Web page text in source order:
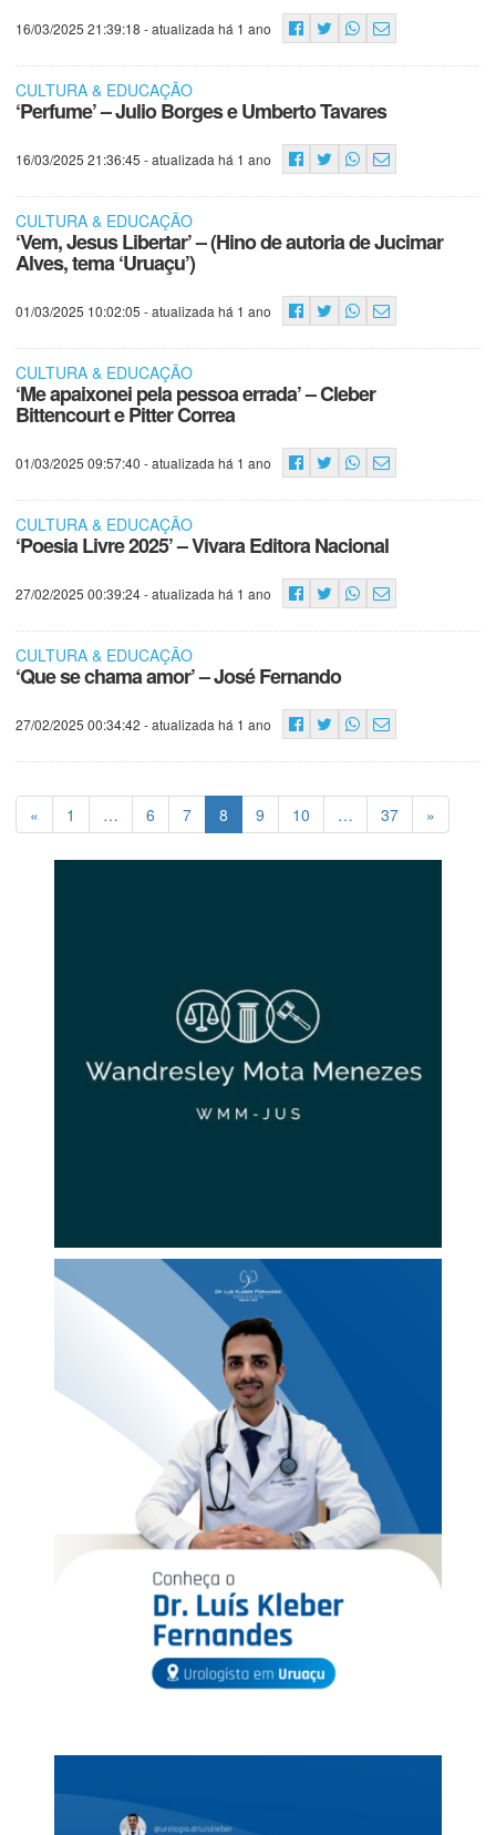
16/03/2025 21:39:18 - atualizada há 1 ano
CULTURA & EDUCAÇÃO
‘Perfume’ – Julio Borges e Umberto Tavares
16/03/2025 21:36:45 - atualizada há 1 ano
CULTURA & EDUCAÇÃO
‘Vem, Jesus Libertar’ – (Hino de autoria de Jucimar
Alves, tema ‘Uruaçu’)
01/03/2025 10:02:05 - atualizada há 1 ano
CULTURA & EDUCAÇÃO
‘Me apaixonei pela pessoa errada’ – Cleber
Bittencourt e Pitter Correa
01/03/2025 09:57:40 - atualizada há 1 ano
CULTURA & EDUCAÇÃO
‘Poesia Livre 2025’ – Vivara Editora Nacional
27/02/2025 00:39:24- atualizada há 1 ano
CULTURA & EDUCAÇÃO
‘Que se chama amor’ – José Fernando
27/02/2025 00:34:42 - atualizada há 1 ano
« 1 … 6 7 8 9 10 … 37 »